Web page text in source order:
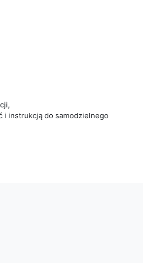
i instrukcją do samodzielnego